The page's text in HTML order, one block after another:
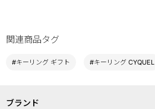
関連商品タグ
#キーリング ギフト #キーリング CYQUEL
ブランド